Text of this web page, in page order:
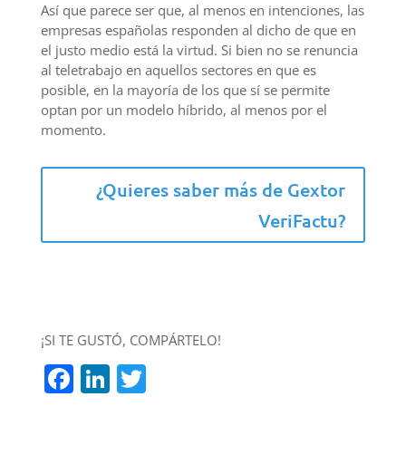
Así que parece ser que, al menos en intenciones, las
empresas españolas responden al dicho de que en
el justo medio está la virtud. Si bien no se renuncia
al teletrabajo en aquellos sectores en que es
posible, en la mayoría de los que sí se permite
optan por un modelo híbrido, al menos por el
momento.
¿Quieres saber más de Gextor
VeriFactu?
¡SI TE GUSTÓ, COMPÁRTELO!
F Li T